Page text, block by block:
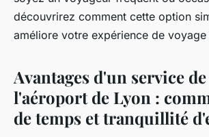
découvrirez comment cette option
améliore votre expérience de voyage
Avantages d'un service
l'aéroport de Lyon :
de temps et tranquillité